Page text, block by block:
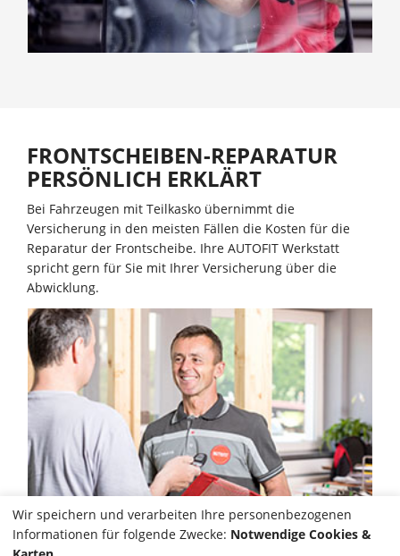
FRONTSCHEIBEN-REPARATUR
PERSÖNLICH ERKLÄRT
Bei Fahrzeugen mit Teilkasko übernimmt die
Versicherung in den meisten Fällen die Kosten für die
Reparatur der Frontscheibe. Ihre AUTOFIT Werkstatt
spricht gern für Sie mit Ihrer Versicherung über die
Abwicklung.
Wir speichern und verarbeiten Ihre personenbezogenen
Informationen für folgende Zwecke: Notwendige Cookies &